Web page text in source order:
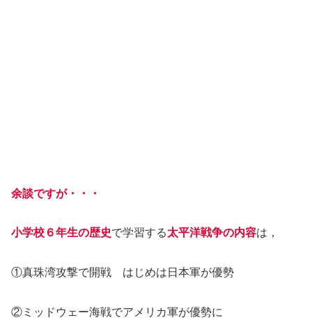
余談ですが・・・
小学校６年生の歴史で学習する太平洋戦争の内容は，
①真珠湾攻撃で開戦 はじめは日本軍が優勢
②ミッドウェー海戦でアメリカ軍が優勢に